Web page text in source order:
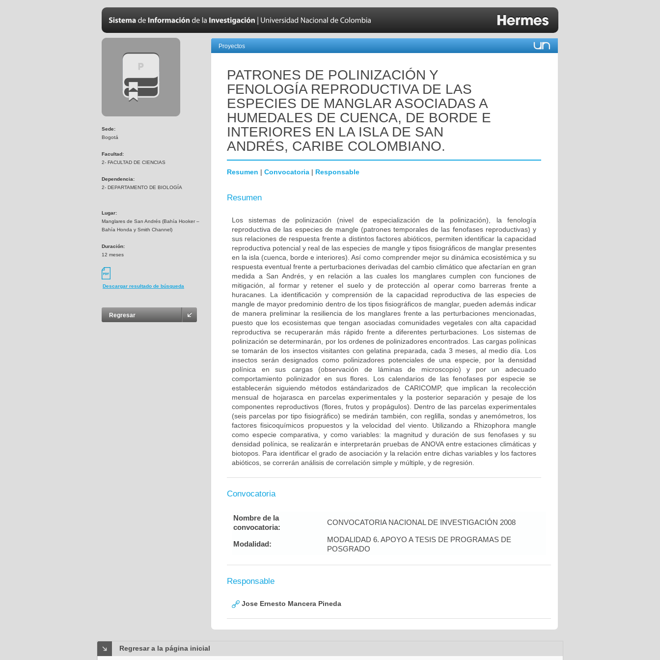
Sede:
Bogotá
Facultad:
2- FACULTAD DE CIENCIAS
Dependencia:
2- DEPARTAMENTO DE BIOLOGÍA
Lugar:
Manglares de San Andrés (Bahía Hooker –
Bahía Honda y Smith Channel)
Duración:
12 meses
Descargar resultado de búsqueda
Regresar
Proyectos
PATRONES DE POLINIZACIÓN Y
FENOLOGÍA REPRODUCTIVA DE LAS
ESPECIES DE MANGLAR ASOCIADAS A
HUMEDALES DE CUENCA, DE BORDE E
INTERIORES EN LA ISLA DE SAN
ANDRÉS, CARIBE COLOMBIANO.
Resumen | Convocatoria | Responsable
Resumen
Los sistemas de polinización (nivel de especialización de la polinización), la fenología
reproductiva de las especies de mangle (patrones temporales de las fenofases reproductivas) y
sus relaciones de respuesta frente a distintos factores abióticos, permiten identificar la capacidad
reproductiva potencial y real de las especies de mangle y tipos fisiográficos de manglar presentes
en la isla (cuenca, borde e interiores). Así como comprender mejor su dinámica ecosistémica y su
respuesta eventual frente a perturbaciones derivadas del cambio climático que afectarían en gran
medida a San Andrés, y en relación a las cuales los manglares cumplen con funciones de
mitigación, al formar y retener el suelo y de protección al operar como barreras frente a
huracanes. La identificación y comprensión de la capacidad reproductiva de las especies de
mangle de mayor predominio dentro de los tipos fisiográficos de manglar, pueden además indicar
de manera preliminar la resiliencia de los manglares frente a las perturbaciones mencionadas,
puesto que los ecosistemas que tengan asociadas comunidades vegetales con alta capacidad
reproductiva se recuperarán más rápido frente a diferentes perturbaciones. Los sistemas de
polinización se determinarán, por los ordenes de polinizadores encontrados. Las cargas polínicas
se tomarán de los insectos visitantes con gelatina preparada, cada 3 meses, al medio día. Los
insectos serán designados como polinizadores potenciales de una especie, por la densidad
polínica en sus cargas (observación de láminas de microscopio) y por un adecuado
comportamiento polinizador en sus flores. Los calendarios de las fenofases por especie se
establecerán siguiendo métodos estándarizados de CARICOMP, que implican la recolección
mensual de hojarasca en parcelas experimentales y la posterior separación y pesaje de los
componentes reproductivos (flores, frutos y propágulos). Dentro de las parcelas experimentales
(seis parcelas por tipo fisiográfico) se medirán también, con reglilla, sondas y anemómetros, los
factores fisicoquímicos propuestos y la velocidad del viento. Utilizando a Rhizophora mangle
como especie comparativa, y como variables: la magnitud y duración de sus fenofases y su
densidad polínica, se realizarán e interpretarán pruebas de ANOVA entre estaciones climáticas y
biotopos. Para identificar el grado de asociación y la relación entre dichas variables y los factores
abióticos, se correrán análisis de correlación simple y múltiple, y de regresión.
Convocatoria
Nombre de la
convocatoria:
CONVOCATORIA NACIONAL DE INVESTIGACIÓN 2008
Modalidad:
MODALIDAD 6. APOYO A TESIS DE PROGRAMAS DE
POSGRADO
Responsable
Jose Ernesto Mancera Pineda
Regresar a la página inicial